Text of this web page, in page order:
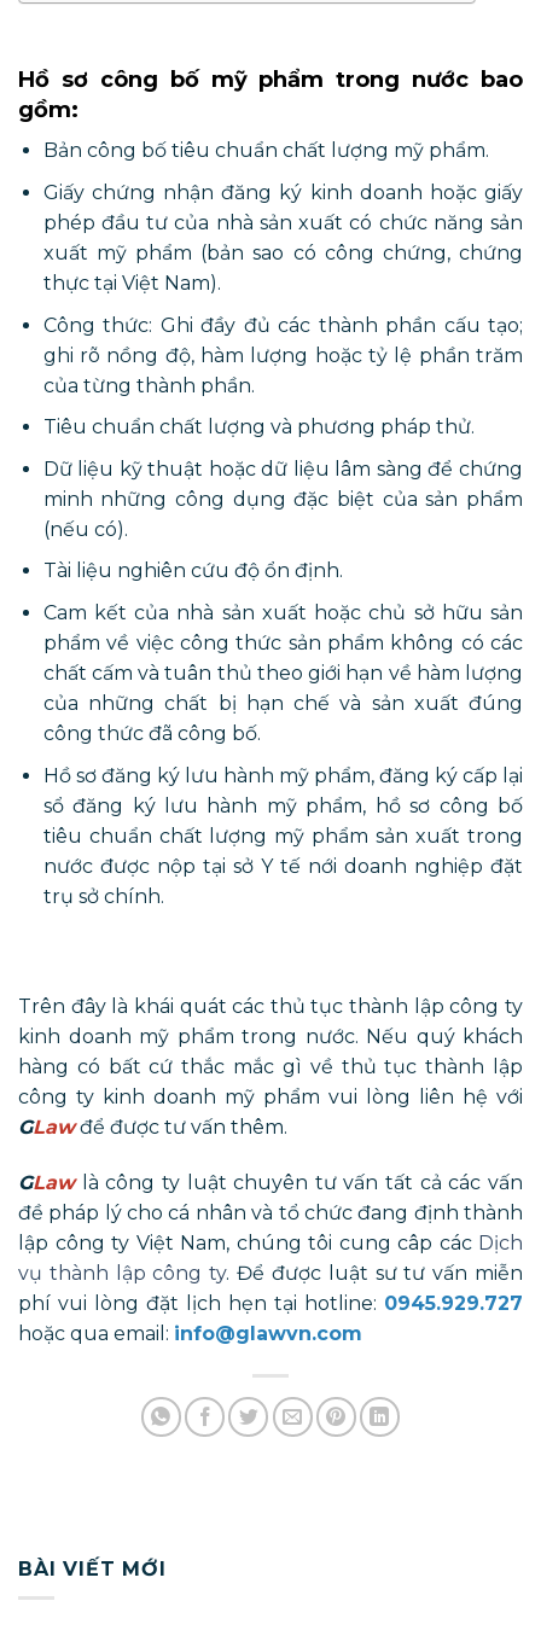
Hồ sơ công bố mỹ phẩm trong nước bao
gồm:
Bản công bố tiêu chuẩn chất lượng mỹ phẩm.
Giấy chứng nhận đăng ký kinh doanh hoặc giấy
phép đầu tư của nhà sản xuất có chức năng sản
xuất mỹ phẩm (bản sao có công chứng, chứng
thực tại Việt Nam).
Công thức: Ghi đầy đủ các thành phần cấu tạo;
ghi rõ nồng độ, hàm lượng hoặc tỷ lệ phần trăm
của từng thành phần.
Tiêu chuẩn chất lượng và phương pháp thử.
Dữ liệu kỹ thuật hoặc dữ liệu lâm sàng để chứng
minh những công dụng đặc biệt của sản phẩm
(nếu có).
Tài liệu nghiên cứu độ ổn định.
Cam kết của nhà sản xuất hoặc chủ sở hữu sản
phẩm về việc công thức sản phẩm không có các
chất cấm và tuân thủ theo giới hạn về hàm lượng
của những chất bị hạn chế và sản xuất đúng
công thức đã công bố.
Hồ sơ đăng ký lưu hành mỹ phẩm, đăng ký cấp lại
sổ đăng ký lưu hành mỹ phẩm, hồ sơ công bố
tiêu chuẩn chất lượng mỹ phẩm sản xuất trong
nước được nộp tại sở Y tế nới doanh nghiệp đặt
trụ sở chính.
Trên đây là khái quát các thủ tục thành lập công ty
kinh doanh mỹ phẩm trong nước. Nếu quý khách
hàng có bất cứ thắc mắc gì về thủ tục thành lập
công ty kinh doanh mỹ phẩm vui lòng liên hệ với
GLawđể được tư vấn thêm.
GLawlà công ty luật chuyên tư vấn tất cả các vấn
đề pháp lý cho cá nhân và tổ chức đang định thành
lập công ty Việt Nam, chúng tôi cung câp các Dịch
vụ thành lập công ty. Để được luật sư tư vấn miễn
phí vui lòng đặt lịch hẹn tại hotline: 0945.929.727
hoặc qua email: info@glawvn.com
BÀI VIẾT MỚI